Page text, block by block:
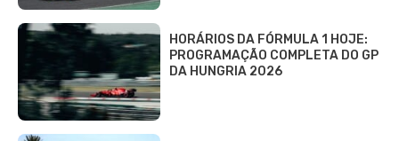
HORÁRIOS DA FÓRMULA 1 HOJE:
PROGRAMAÇÃO COMPLETA DO GP
DA HUNGRIA 2026